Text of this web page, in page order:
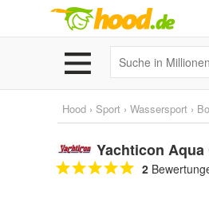
Hood › Sport › Wassersport ›
Yachticon
2